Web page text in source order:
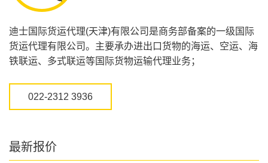
迪士国际货运代理(天津)有限公司是商务部备案的一级国际
货运代理有限公司。主要承办进出口货物的海运、空运、海
铁联运、多式联运等国际货物运输代理业务；
022-2312 3936
最新报价